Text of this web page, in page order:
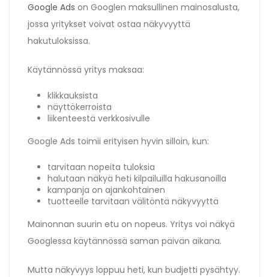
Google Ads on Googlen maksullinen mainosalusta,
jossa yritykset voivat ostaa näkyvyyttä
hakutuloksissa.
Käytännössä yritys maksaa:
klikkauksista
näyttökerroista
liikenteestä verkkosivulle
Google Ads toimii erityisen hyvin silloin, kun:
tarvitaan nopeita tuloksia
halutaan näkyä heti kilpailuilla hakusanoilla
kampanja on ajankohtainen
tuotteelle tarvitaan välitöntä näkyvyyttä
Mainonnan suurin etu on nopeus. Yritys voi näkyä
Googlessa käytännössä saman päivän aikana.
Mutta näkyvyys loppuu heti, kun budjetti pysähtyy.